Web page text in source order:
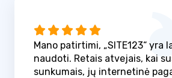
Mano patirtimi, „SITE123“ yra
naudoti. Retais atvejais, kai
sunkumais, jų internetinė